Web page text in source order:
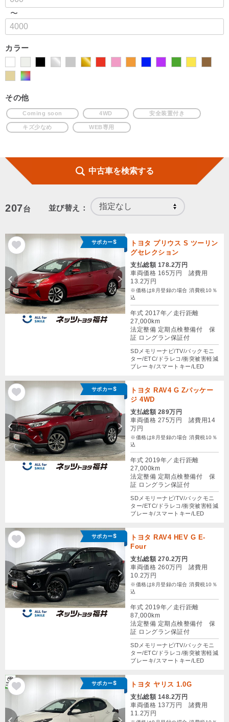
〜
カラー
その他
Coming soon 4WD 安全装置付き
キズ少なめ WEB専用
中古車を検索する
207台 並び替え：
サポカーS
トヨタ プリウス S ツーリン
グセレクション
支払総額 178.2万円
車両価格 165万円 諸費用
13.2万円
※価格は8月登録の場合 消費税10％
込
年式 2017年／走行距離
27,000km
法定整備 定期点検整備付 保
証 ロングラン保証付
SDメモリーナビ/TV/バックモニ
ター/ETC/ドラレコ/衝突被害軽減
ブレーキ/スマートキー/LED
サポカーS
トヨタ RAV4 G Zパッケー
ジ 4WD
支払総額 289万円
車両価格 275万円 諸費用14
万円
※価格は8月登録の場合 消費税10％
込
年式 2019年／走行距離
27,000km
法定整備 定期点検整備付 保
証 ロングラン保証付
SDメモリーナビ/TV/バックモニ
ター/ETC/ドラレコ/衝突被害軽減
ブレーキ/スマートキー/LED
サポカーS
トヨタ RAV4 HEV G E-
Four
支払総額 270.2万円
車両価格 260万円 諸費用
10.2万円
※価格は8月登録の場合 消費税10％
込
年式 2019年／走行距離
87,000km
法定整備 定期点検整備付 保
証 ロングラン保証付
SDメモリーナビ/TV/バックモニ
ター/ETC/ドラレコ/衝突被害軽減
ブレーキ/スマートキー/LED
サポカーS トヨタ ヤリス 1.0G
支払総額 148.2万円
車両価格 137万円 諸費用
11.2万円